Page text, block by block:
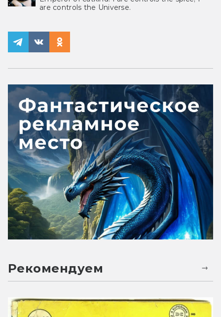
are controls the Universe.
Рекомендуем